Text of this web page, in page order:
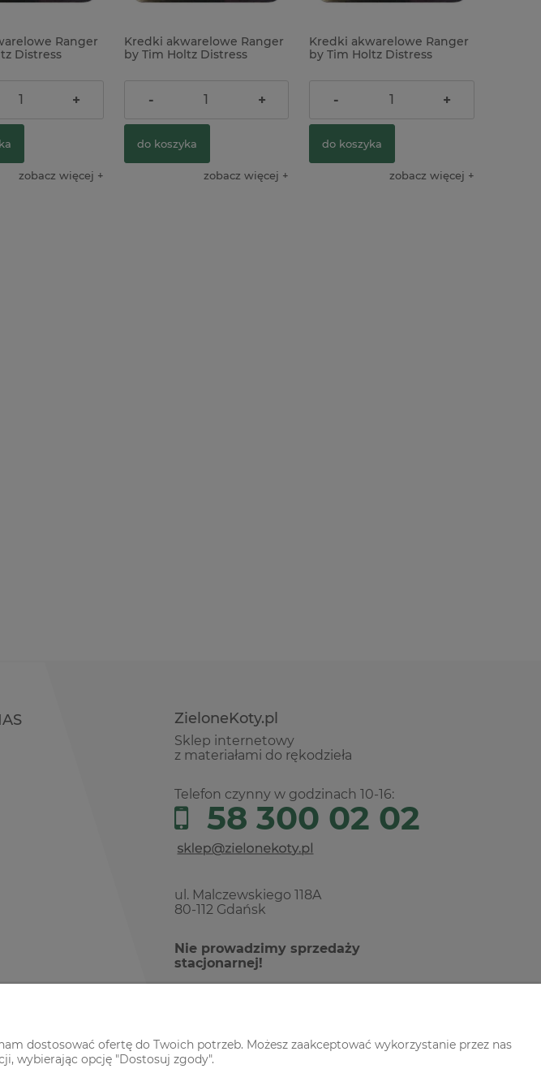
Ranger
Distress
+
zobacz więcej
Kredki akwarelowe Ranger
by Tim Holtz Distress
109,00 zł
- +
do koszyka
zobacz więcej
Kredki akwarelowe Ranger
by Tim Holtz Distress
109,00 zł
- +
do koszyka
zobacz więcej
ZieloneKoty.pl
Sklep internetowy
z materiałami do rękodzieła
Telefon czynny w godzinach 10-16:
58 300 02 02
ul. Malczewskiego 118A
80-112 Gdańsk
Nie prowadzimy sprzedaży
stacjonarnej!
dostosować ofertę do Twoich potrzeb. Możesz zaakceptować wykorzystanie przez nas
wybierając opcję "Dostosuj zgody".